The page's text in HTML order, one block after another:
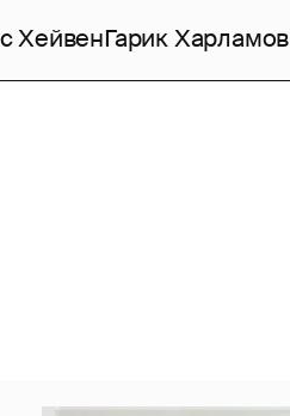
ХейвенГарик Харламов